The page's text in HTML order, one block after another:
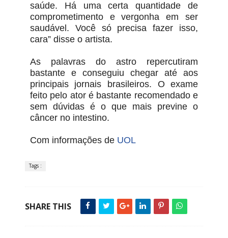
saúde. Há uma certa quantidade de
comprometimento e vergonha em ser
saudável. Você só precisa fazer isso,
cara” disse o artista.
As palavras do astro repercutiram
bastante e conseguiu chegar até aos
principais jornais brasileiros. O exame
feito pelo ator é bastante recomendado e
sem dúvidas é o que mais previne o
câncer no intestino.
Com informações de UOL
Tags :
SHARE THIS